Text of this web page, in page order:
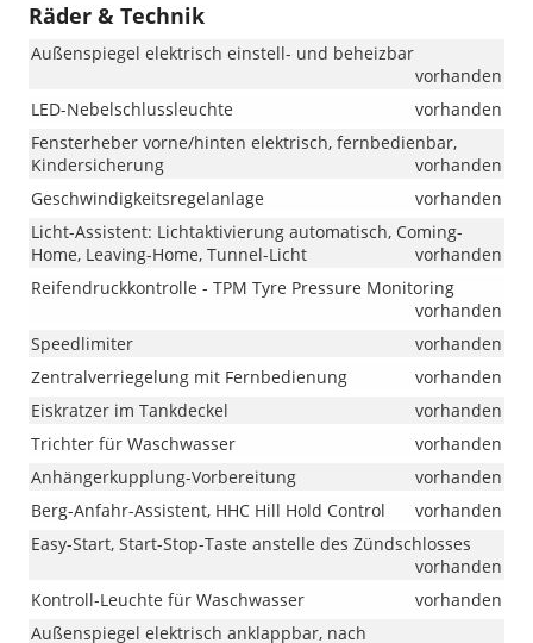
Räder & Technik
Außenspiegel elektrisch einstell- und beheizbar
vorhanden
LED-Nebelschlussleuchte
vorhanden
Fensterheber vorne/hinten elektrisch, fernbedienbar,
Kindersicherung
vorhanden
Geschwindigkeitsregelanlage
vorhanden
Licht-Assistent: Lichtaktivierung automatisch, Coming-
Home, Leaving-Home, Tunnel-Licht
vorhanden
Reifendruckkontrolle - TPM Tyre Pressure Monitoring
vorhanden
Speedlimiter
vorhanden
Zentralverriegelung mit Fernbedienung
vorhanden
Eiskratzer im Tankdeckel
vorhanden
Trichter für Waschwasser
vorhanden
Anhängerkupplung-Vorbereitung
vorhanden
Berg-Anfahr-Assistent, HHC Hill Hold Control
vorhanden
Easy-Start, Start-Stop-Taste anstelle des Zündschlosses
vorhanden
Kontroll-Leuchte für Waschwasser
vorhanden
Außenspiegel elektrisch anklappbar, nach